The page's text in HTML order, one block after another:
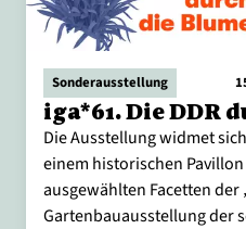
Sonderausstellung
iga*61. Die DDR
Die Ausstellung widmet
einem historischen
ausgewählten Facetten
Gartenbauausstellung der